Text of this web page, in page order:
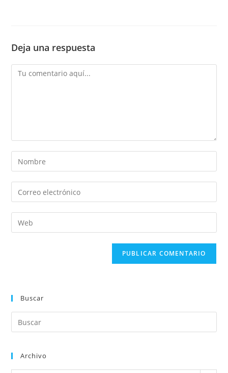
Deja una respuesta
Buscar
Archivo